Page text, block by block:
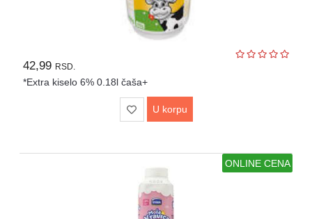
42,99 RSD.
*Extra kiselo 6% 0.18l čaša+
U korpu
ONLINE CENA